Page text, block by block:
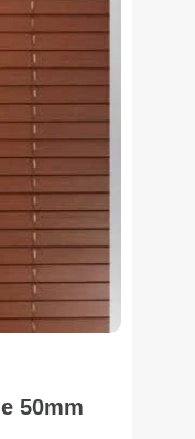
50mm